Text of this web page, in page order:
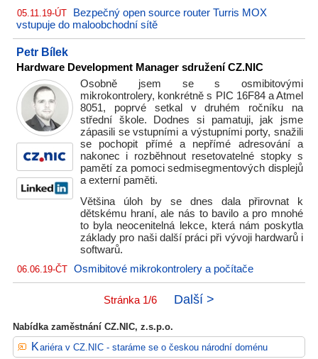
05.11.19-ÚT
Bezpečný open source router Turris MOX
vstupuje do maloobchodní sítě
Petr Bílek
Hardware Development Manager sdružení CZ.NIC
Osobně jsem se s osmibitovými
mikrokontrolery, konkrétně s PIC 16F84 a Atmel
8051, poprvé setkal v druhém ročníku na
střední škole. Dodnes si pamatuji, jak jsme
zápasili se vstupními a výstupními porty, snažili
se pochopit přímé a nepřímé adresování a
nakonec i rozběhnout resetovatelné stopky s
pamětí za pomoci sedmisegmentových displejů
a externí paměti.
Většina úloh by se dnes dala přirovnat k
dětskému hraní, ale nás to bavilo a pro mnohé
to byla neocenitelná lekce, která nám poskytla
základy pro naši další práci při vývoji hardwarů i
softwarů.
06.06.19-ČT Osmibitové mikrokontrolery a počítače
Stránka 1/6 Další >
Nabídka zaměstnání CZ.NIC, z.s.p.o.
Kariéra v CZ.NIC - staráme se o českou národní doménu